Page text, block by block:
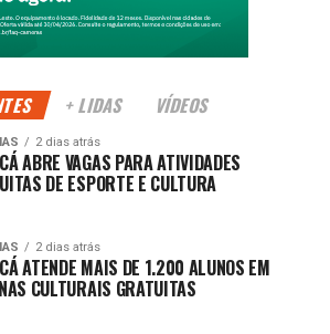
novas oportunidades para produtores
produtos diretamente com os
setor agrícola, a programação
+ LIDAS VÍDEOS
2 dias atrás
ABRE VAGAS PARA ATIVIDADES
DE ESPORTE E CULTURA
2 dias atrás
ATENDE MAIS DE 1.200 ALUNOS EM
CULTURAIS GRATUITAS